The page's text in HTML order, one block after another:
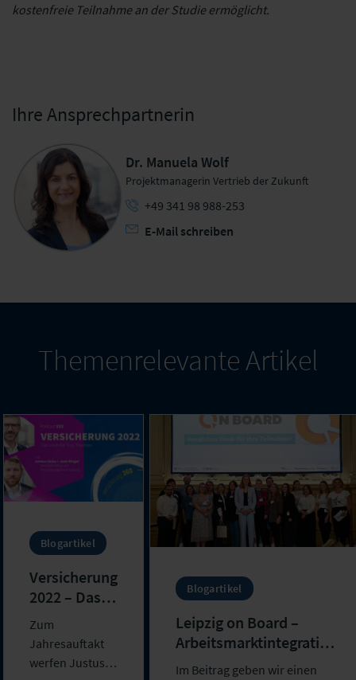
kostenfreie Teilnahme an der Studie ermöglicht.
Ihre Ansprechpartnerin
Dr. Manuela Wolf
Projektmanagerin Vertrieb der Zukunft
+49 341 98 988-253
E-Mail schreiben
Themenrelevante Artikel
Blogartikel
Versicherung
2022 – Das
sind die Top-
Themen
Zum
Jahresauftakt
werfen Justus
Blogartikel
Leipzig on Board –
Arbeitsmarktintegration
digital gedacht
Im Beitrag geben wir einen